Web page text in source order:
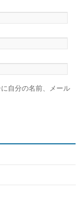
自分の名前、メール